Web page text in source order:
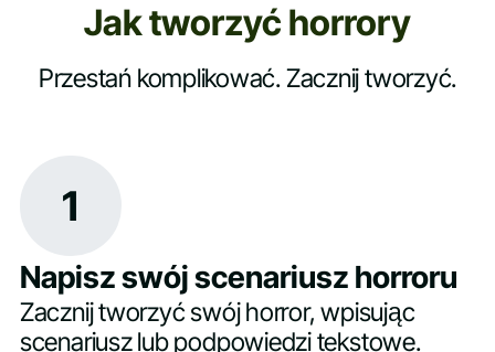
Jak tworzyć horrory
Przestań komplikować. Zacznij tworzyć.
1
Napisz swój scenariusz horroru
Zacznij tworzyć swój horror, wpisując
scenariusz lub podpowiedzi tekstowe.